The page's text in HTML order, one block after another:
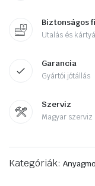
Biztonságos
Utalás és
Garancia
Gyártói jótállás
Szerviz
Magyar szerviz
Kategóriák: